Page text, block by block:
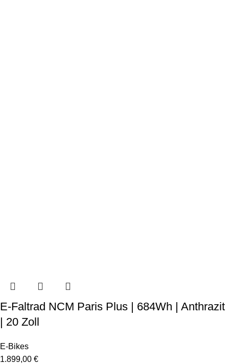
E-Faltrad NCM Paris Plus | 684Wh | Anthrazit
| 20 Zoll
E-Bikes
1.899,00 €